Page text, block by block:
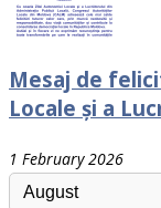
Mesaj de
Locale și a
1 February 2026